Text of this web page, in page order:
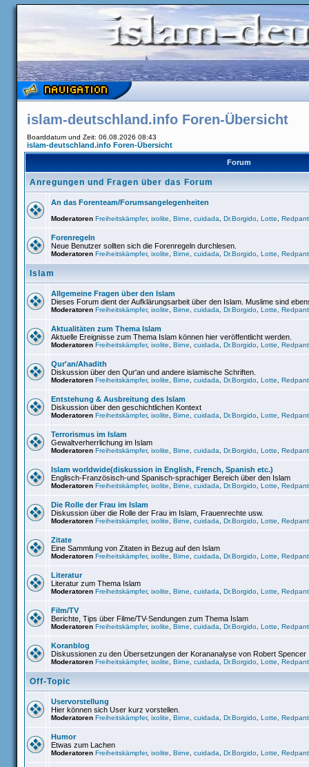
islam-deutschland.info Foren-Übersicht
Boarddatum und Zeit: 06.08.2026 08:43
islam-deutschland.info Foren-Übersicht
Forum
Anregungen und Fragen über das Forum
An das Forenteam/Forumsangelegenheiten
Moderatoren Freiheitskämpfer, ixolite Birne cuidada Dr.Borgido Lotte
Forenregeln
Neue Benutzer sollten sich die Forenregeln durchlesen.
Moderatoren Freiheitskämpfer, ixolite Birne cuidada Dr.Borgido Lotte
Islam
Allgemeine Fragen über den Islam
Dieses Forum dient der Aufklärungsarbeit über den Islam. Muslime sind
Moderatoren Freiheitskämpfer, ixolite Birne cuidada Dr.Borgido Lotte
Aktualitäten zum Thema Islam
Aktuelle Ereignisse zum Thema Islam können hier veröffentlicht werden.
Moderatoren Freiheitskämpfer, ixolite Birne cuidada Dr.Borgido Lotte
Qur'an/Ahadith
Diskussion über den Qur'an und andere islamische Schriften.
Moderatoren Freiheitskämpfer, ixolite Birne cuidada Dr.Borgido Lotte
Entstehung & Ausbreitung des Islam
Diskussion über den geschichtlichen Kontext
Moderatoren Freiheitskämpfer, ixolite Birne cuidada Dr.Borgido Lotte
Terrorismus im Islam
Gewaltverherrlichung im Islam
Moderatoren Freiheitskämpfer, ixolite Birne cuidada Dr.Borgido Lotte
Islam worldwide(diskussion in English, French, Spanish etc.)
Englisch-Französisch-und Spanisch-sprachiger Bereich über den Islam
Moderatoren Freiheitskämpfer, ixolite Birne cuidada Dr.Borgido Lotte
Die Rolle der Frau im Islam
Diskussion über die Rolle der Frau im Islam, Frauenrechte usw.
Moderatoren Freiheitskämpfer, ixolite Birne cuidada Dr.Borgido Lotte
Zitate
Eine Sammlung von Zitaten in Bezug auf den Islam
Moderatoren Freiheitskämpfer, ixolite Birne cuidada Dr.Borgido Lotte
Literatur
Literatur zum Thema Islam
Moderatoren Freiheitskämpfer, ixolite Birne cuidada Dr.Borgido Lotte
Film/TV
Berichte, Tips über Filme/TV-Sendungen zum Thema Islam
Moderatoren Freiheitskämpfer, ixolite Birne cuidada Dr.Borgido Lotte
Koranblog
Diskussionen zu den Übersetzungen der Korananalyse von Robert Spencer
Moderatoren Freiheitskämpfer, ixolite Birne cuidada Dr.Borgido Lotte
Off-Topic
Uservorstellung
Hier können sich User kurz vorstellen.
Moderatoren Freiheitskämpfer, ixolite Birne cuidada Dr.Borgido Lotte
Humor
Etwas zum Lachen
Moderatoren Freiheitskämpfer, ixolite Birne cuidada Dr.Borgido Lotte